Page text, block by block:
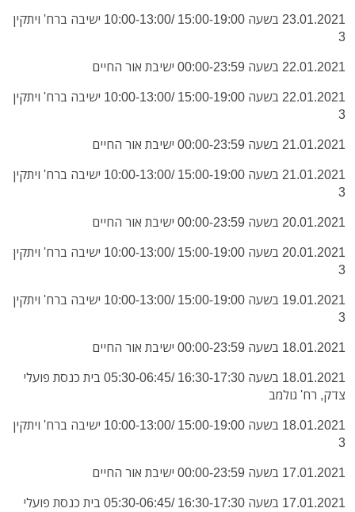
23.01.2021 בשעה 15:00-19:00 /10:00-13:00 ישיבה ברח' ויתקין
3
22.01.2021 בשעה 00:00-23:59 ישיבת אור החיים
22.01.2021 בשעה 15:00-19:00 /10:00-13:00 ישיבה ברח' ויתקין
3
21.01.2021 בשעה 00:00-23:59 ישיבת אור החיים
21.01.2021 בשעה 15:00-19:00 /10:00-13:00 ישיבה ברח' ויתקין
3
20.01.2021 בשעה 00:00-23:59 ישיבת אור החיים
20.01.2021 בשעה 15:00-19:00 /10:00-13:00 ישיבה ברח' ויתקין
3
19.01.2021 בשעה 15:00-19:00 /10:00-13:00 ישיבה ברח' ויתקין
3
18.01.2021 בשעה 00:00-23:59 ישיבת אור החיים
18.01.2021 בשעה 16:30-17:30 /05:30-06:45 בית כנסת פועלי
צדק, רח' גולמב
18.01.2021 בשעה 15:00-19:00 /10:00-13:00 ישיבה ברח' ויתקין
3
17.01.2021 בשעה 00:00-23:59 ישיבת אור החיים
17.01.2021 בשעה 16:30-17:30 /05:30-06:45 בית כנסת פועלי